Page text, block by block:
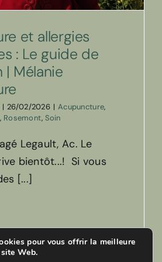
et allergies
: Le guide de
Mélanie
| 26/02/2026 | Acupuncture,
, Rosemont, Soin
Legault, Ac. Le
bientôt...! Si vous
[...]
pour vous offrir la meilleure
Web.